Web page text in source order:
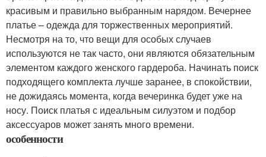
красивым и правильно выбранным нарядом. Вечернее
платье – одежда для торжественных мероприятий.
Несмотря на то, что вещи для особых случаев
используются не так часто, они являются обязательным
элементом каждого женского гардероба. Начинать поиск
подходящего комплекта лучше заранее, в спокойствии,
не дожидаясь момента, когда вечеринка будет уже на
носу. Поиск платья с идеальным силуэтом и подбор
аксессуаров может занять много времени.
особенности